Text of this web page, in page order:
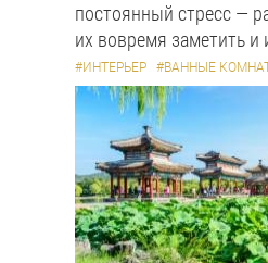
постоянный стресс —
их вовремя заметить и
#ИНТЕРЬЕР #ВАННЫЕ